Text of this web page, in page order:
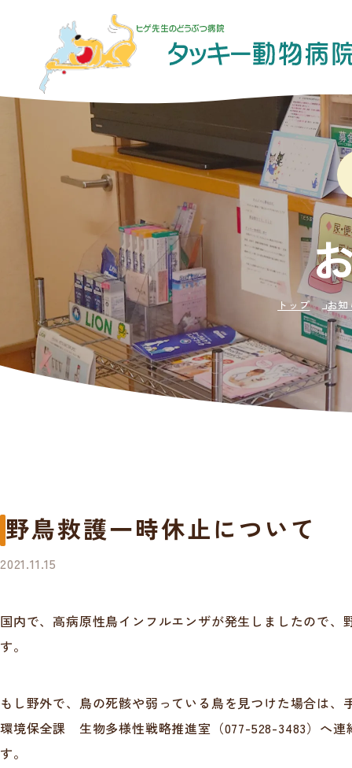
トップ お知
野鳥救護一時休止について
2021.11.15
国内で、高病原性鳥インフルエンザが発生しましたので
す。
もし野外で、鳥の死骸や弱っている鳥を見つけた場合は
環境保全課 生物多様性戦略推進室（077-528-3483）へ連
す。